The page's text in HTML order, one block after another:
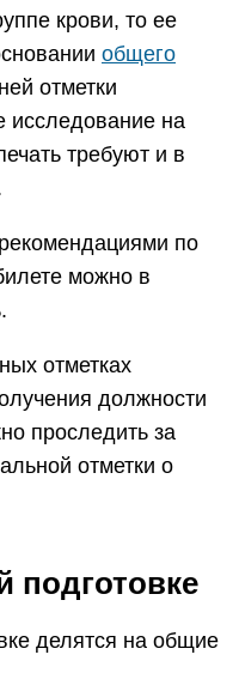
крови, то ее
общего
отметки
исследование на
требуют и в
по
можно в
отметках
должности
проследить за
отметки о
подготовке
делятся на общие